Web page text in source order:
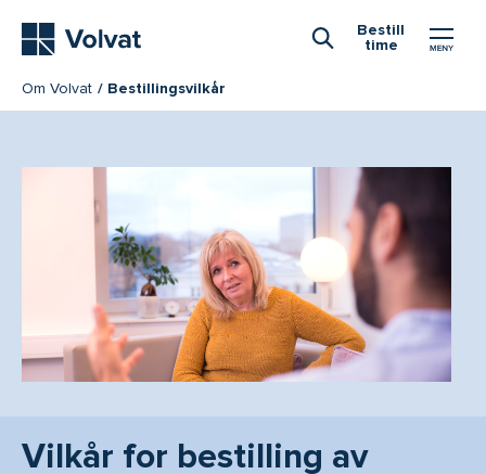
Bestill
time
Om Volvat Bestillingsvilkår
Vilkår for bestilling av